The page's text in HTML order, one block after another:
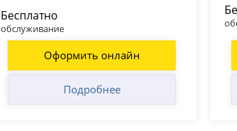
Бесплатно
обслуживание
Оформить онлайн
Подробнее